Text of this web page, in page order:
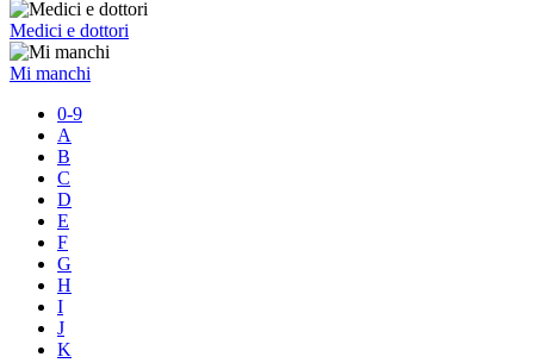
Medici e dottori
Mi manchi
0-9
A
B
C
D
E
F
G
H
I
J
K